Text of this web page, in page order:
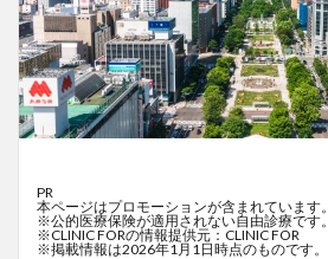
PR
本ページはプロモーションが含まれています。
※公的医療保険が適用されない自由診療です。
※CLINIC FORの情報提供元：CLINIC FOR
※掲載情報は2026年1月1日時点のものです。